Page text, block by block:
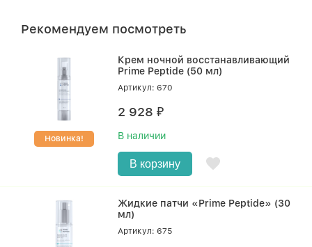
Рекомендуем посмотреть
Новинка!
Крем ночной восстанавливающий
Prime Peptide (50 мл)
Артикул: 670
2 928₽
В наличии
В корзину
Жидкие патчи «Prime Peptide» (30
мл)
Артикул: 675